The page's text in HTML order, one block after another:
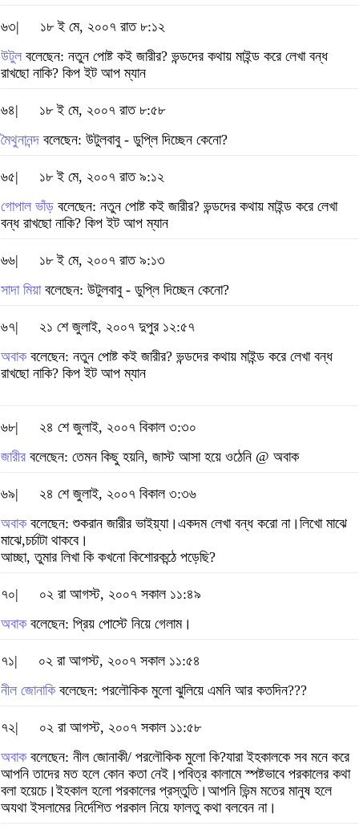
৬৩|
১৮ ই মে, ২০০৭ রাত ৮:১২
উটুল বলেছেন: নতুন পোষ্ট কই জারীর? ভন্ডদের কথায় মাইন্ড করে লেখা বন্ধ
রাখছো নাকি? কিপ ইট আপ ম্যান
৬৪|
১৮ ই মে, ২০০৭ রাত ৮:৫৮
মৈথুনানন্দ বলেছেন: উটুলবাবু - ডুপ্লি দিচ্ছেন কেনো?
৬৫|
১৮ ই মে, ২০০৭ রাত ৯:১২
গোপাল ভাঁড় বলেছেন: নতুন পোষ্ট কই জারীর? ভন্ডদের কথায় মাইন্ড করে লেখা
বন্ধ রাখছো নাকি? কিপ ইট আপ ম্যান
৬৬|
১৮ ই মে, ২০০৭ রাত ৯:১৩
সাদা মিয়াবলেছেন: উটুলবাবু - ডুপ্লি দিচ্ছেন কেনো?
৬৭|
২১ শে জুলাই, ২০০৭ দুপুর ১২:৫৭
অবাকবলেছেন: নতুন পোষ্ট কই জারীর? ভন্ডদের কথায় মাইন্ড করে লেখা বন্ধ
রাখছো নাকি? কিপ ইট আপ ম্যান
৬৮|
২৪ শে জুলাই, ২০০৭ বিকাল ৩:৩০
জারীর বলেছেন: তেমন কিছু হয়নি, জাস্ট আসা হয়ে ওঠেনি @ অবাক
৬৯|
২৪ শে জুলাই, ২০০৭ বিকাল ৩:৩৬
অবাকবলেছেন: শুকরান জারীর ভাইয়্যা।একদম লেখা বন্ধ করো না।লিখো মাঝে
মাঝে,চর্চাটা থাকবে।
আচ্ছা, তুমার লিখা কি কখনো কিশোরকন্ঠে পড়েছি?
৭০|
০২ রা আগস্ট, ২০০৭ সকাল ১১:৪৯
অবাকবলেছেন: প্রিয় পোস্টে নিয়ে গেলাম।
৭১|
০২ রা আগস্ট, ২০০৭ সকাল ১১:৫৪
নীল জোনাকিবলেছেন: পরলৌকিক মুলো ঝুলিয়ে এমনি আর কতদিন???
৭২|
০২ রা আগস্ট, ২০০৭ সকাল ১১:৫৮
অবাকবলেছেন: নীল জোনাকী/ পরলৌকিক মুলো কি?যারা ইহকালকে সব মনে করে
আপনি তাদের মত হলে কোন কতা নেই।পবিত্র কালামে স্পষ্টভাবে পরকালের কথা
বলা হয়েচে।ইহকাল হলো পরকালের প্রস্তুতি।আপনি ভিন্ম মতের মানুষ হলে
অযথা ইসলামের নির্দেশিত পরকাল নিয়ে ফালতু কথা বলবেন না।